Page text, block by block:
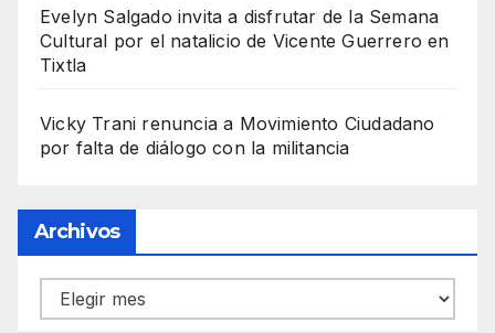
Evelyn Salgado invita a disfrutar de la Semana
Cultural por el natalicio de Vicente Guerrero en
Tixtla
Vicky Trani renuncia a Movimiento Ciudadano
por falta de diálogo con la militancia
Archivos
Archivos